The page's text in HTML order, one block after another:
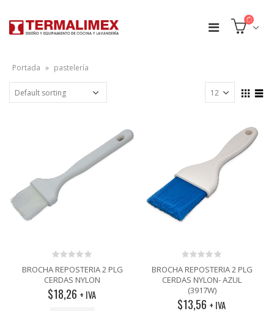
Portada » pastelería
0
out
of
5
BROCHA REPOSTERIA 2 PLG
CERDAS NYLON
$18,26 + IVA
0
out
of
BROCHA REPOSTERIA 2 PLG
CERDAS NYLON- AZUL
(3917W)
$13,56 + IVA